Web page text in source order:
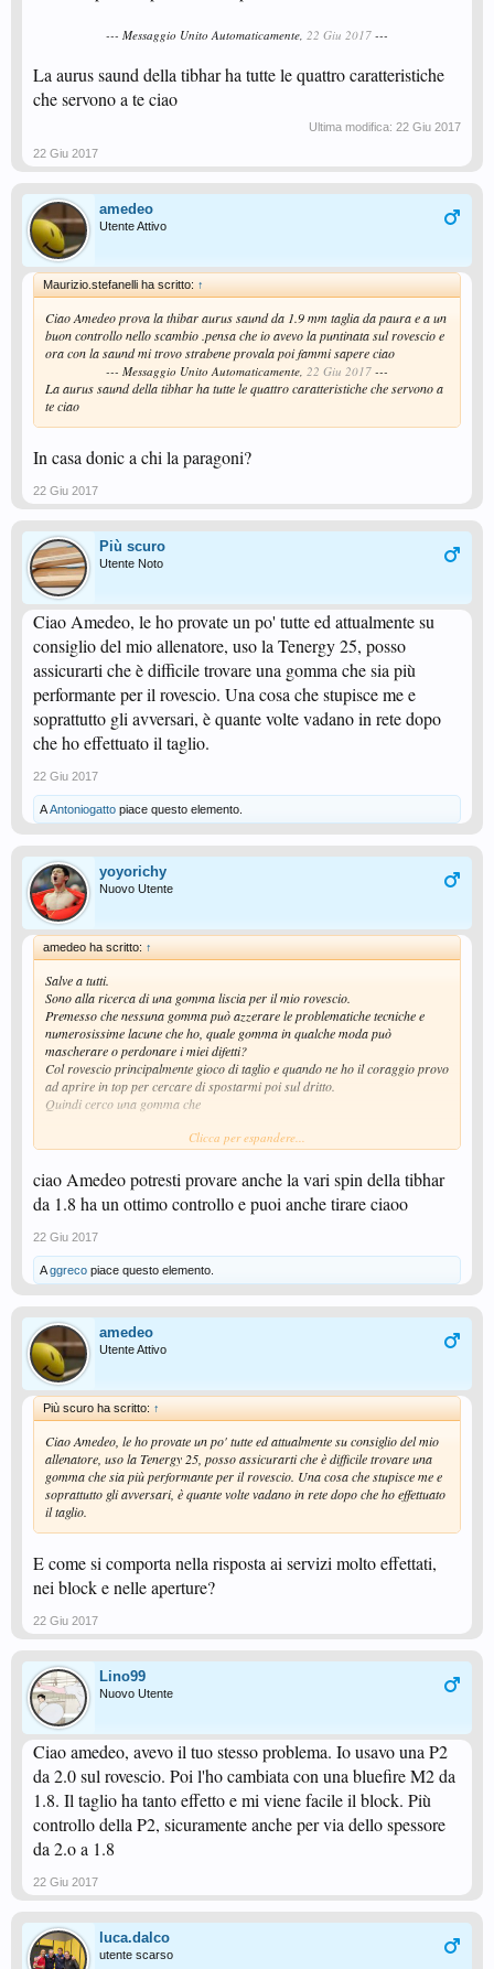
--- Messaggio Unito Automaticamente, 22 Giu 2017 ---
La aurus saund della tibhar ha tutte le quattro caratteristiche
che servono a te ciao
Ultima modifica: 22 Giu 2017
22 Giu 2017
amedeo
Utente Attivo
Maurizio.stefanelli ha scritto: ↑
Ciao Amedeo prova la thibar aurus saund da 1.9 mm taglia da paura e a un
buon controllo nello scambio .pensa che io avevo la puntinata sul rovescio e
ora con la saund mi trovo strabene provala poi fammi sapere ciao
--- Messaggio Unito Automaticamente, 22 Giu 2017 ---
La aurus saund della tibhar ha tutte le quattro caratteristiche che servono a
te ciao
In casa donic a chi la paragoni?
22 Giu 2017
Più scuro
Utente Noto
Ciao Amedeo, le ho provate un po' tutte ed attualmente su
consiglio del mio allenatore, uso la Tenergy 25, posso
assicurarti che è difficile trovare una gomma che sia più
performante per il rovescio. Una cosa che stupisce me e
soprattutto gli avversari, è quante volte vadano in rete dopo
che ho effettuato il taglio.
22 Giu 2017
AAntoniogatto piace questo elemento.
yoyorichy
Nuovo Utente
amedeo ha scritto: ↑
Salve a tutti.
Sono alla ricerca di una gomma liscia per il mio rovescio.
Premesso che nessuna gomma può azzerare le problematiche tecniche e
numerosissime lacune che ho, quale gomma in qualche moda può
mascherare o perdonare i miei difetti?
Col rovescio principalmente gioco di taglio e quando ne ho il coraggio provo
ad aprire in top per cercare di spostarmi poi sul dritto.
Quindi cerco una gomma che
sia in grado di aprire il gioco pur non essendo io ma long
contrasti fin dove è possibile i servizi carichi di effetto degli avversari
abbia molto controllo ma che non penalizzi in modo evidente la
velocità e potenza.
So che una gomma che dà molto effetto riceve anche molto effetto. Quindi
una via di mezzo che faccia le cose che ho prima specificato.
Sempre avendo questi obiettivi, meglio una 2 mm o una 1.8 mm.
Ragazzi per favore non massacrate la mia determinazione nel provare a
migliorare facendomi pesare oltremodo che in primis è il braccio che deve
migliorare e poi vengono i materiali. Mi sono pure informato ma sembra
che nessun rivenditore abbia tra i suoi articoli braccia e gambe da sostituire
alle mie.
Clicca per espandere...
ciao Amedeo potresti provare anche la vari spin della tibhar
da 1.8 ha un ottimo controllo e puoi anche tirare ciaoo
22 Giu 2017
Aggreco piace questo elemento.
amedeo
Utente Attivo
Più scuro ha scritto: ↑
Ciao Amedeo, le ho provate un po' tutte ed attualmente su consiglio del mio
allenatore, uso la Tenergy 25, posso assicurarti che è difficile trovare una
gomma che sia più performante per il rovescio. Una cosa che stupisce me e
soprattutto gli avversari, è quante volte vadano in rete dopo che ho effettuato
il taglio.
E come si comporta nella risposta ai servizi molto effettati,
nei block e nelle aperture?
22 Giu 2017
Lino99
Nuovo Utente
Ciao amedeo, avevo il tuo stesso problema. Io usavo una P2
da 2.0 sul rovescio. Poi l'ho cambiata con una bluefire M2 da
1.8. Il taglio ha tanto effetto e mi viene facile il block. Più
controllo della P2, sicuramente anche per via dello spessore
da 2.o a 1.8
22 Giu 2017
luca.dalco
utente scarso